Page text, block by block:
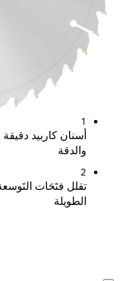
دقيقة وأرضية ومشحوذة
التَوسعة تراكم الحرارة